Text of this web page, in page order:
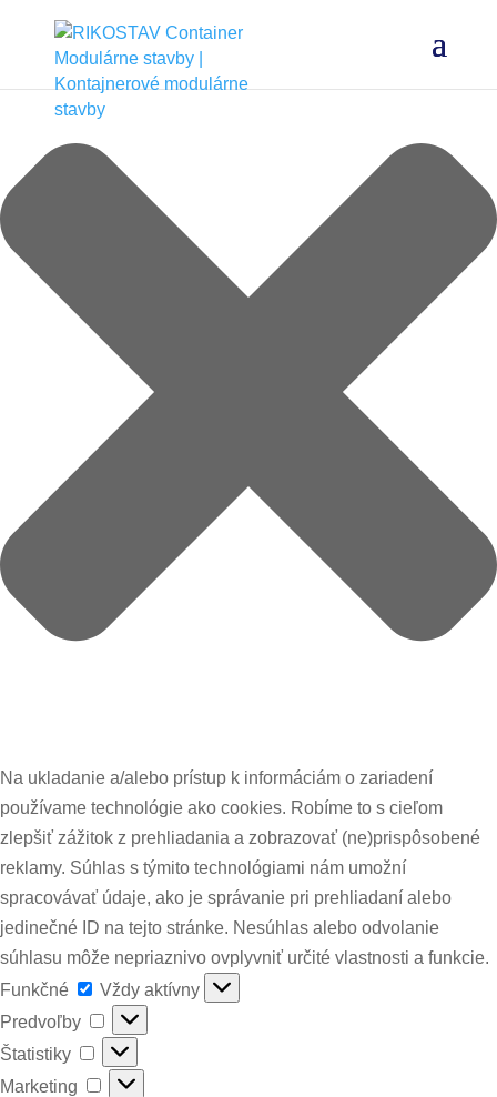
Na ukladanie a/alebo prístup k informáciám o zariadení
používame technológie ako cookies. Robíme to s cieľom
zlepšiť zážitok z prehliadania a zobrazovať (ne)prispôsobené
reklamy. Súhlas s týmito technológiami nám umožní
spracovávať údaje, ako je správanie pri prehliadaní alebo
jedinečné ID na tejto stránke. Nesúhlas alebo odvolanie
súhlasu môže nepriaznivo ovplyvniť určité vlastnosti a funkcie.
Funkčné
Funkčné
Vždy aktívny
Predvoľby
Predvoľby
Štatistiky
Štatistiky
Marketing
Marketing